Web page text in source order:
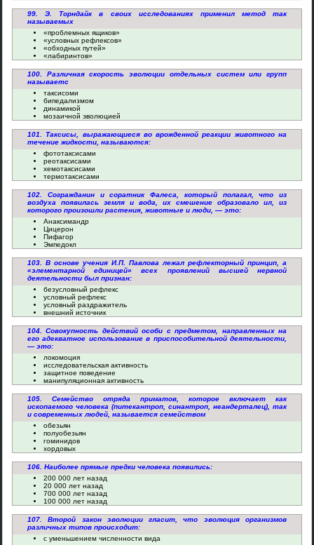
99. Э. Торндайк в своих исследованиях применил метод так
называемых
«проблемных ящиков»
«условных рефлексов»
«обходных путей»
«лабиринтов»
100. Различная скорость эволюции отдельных систем или групп
называетс
таксисоми
бипедализмом
динамикой
мозаичной эволюцией
101. Таксисы, выражающиеся во врожденной реакции животного на
течение жидкости, называются:
фототаксисами
реотаксисами
хемотаксисами
термотаксисами
102. Согражданин и соратник Фалеса, который полагал, что из
воздуха появилась земля и вода, их смешение образовало ил, из
которого произошли растения, животные и люди, — это:
Анаксимандр
Цицерон
Пифагор
Эмпедокл
103. В основе учения И.П. Павлова лежал рефлекторный принцип, а
«элементарной единицей» всех проявлений высшей нервной
деятельности был признан:
безусловный рефлекс
условный рефлекс
условный раздражитель
внешний источник
104. Совокупность действий особи с предметом, направленных на
его адекватное использование в приспособительной деятельности,
— это:
локомоция
исследовательская активность
защитное поведение
манипуляционная активность
105. Семейство отряда приматов, которое включает как
ископаемого человека (питекантроп, синантроп, неандерталец), так
и современных людей, называется семейством
обезьян
полуобезьян
гоминидов
хордовых
106. Наиболее прямые предки человека появились:
200 000 лет назад
20 000 лет назад
700 000 лет назад
100 000 лет назад
107. Второй закон эволюции гласит, что эволюция организмов
различных типов происходит:
с уменьшением численности вида